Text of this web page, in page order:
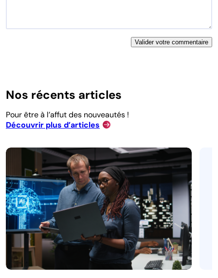
Nos récents articles
Pour être à l’affut des nouveautés !
Découvrir plus d’articles